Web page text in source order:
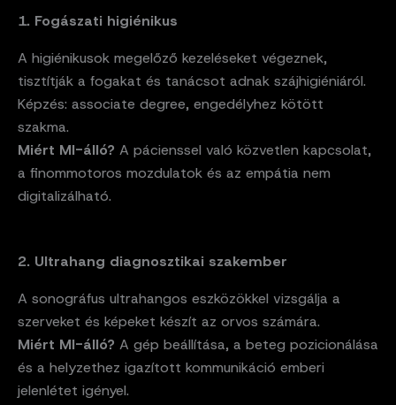
1. Fogászati higiénikus
A higiénikusok megelőző kezeléseket végeznek,
tisztítják a fogakat és tanácsot adnak szájhigiéniáról.
Képzés: associate degree, engedélyhez kötött
szakma.
Miért MI-álló? A pácienssel való közvetlen kapcsolat,
a finommotoros mozdulatok és az empátia nem
digitalizálható.
2. Ultrahang diagnosztikai szakember
A sonográfus ultrahangos eszközökkel vizsgálja a
szerveket és képeket készít az orvos számára.
Miért MI-álló? A gép beállítása, a beteg pozicionálása
és a helyzethez igazított kommunikáció emberi
jelenlétet igényel.